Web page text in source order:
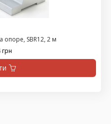
SBR12, 2 м
грн